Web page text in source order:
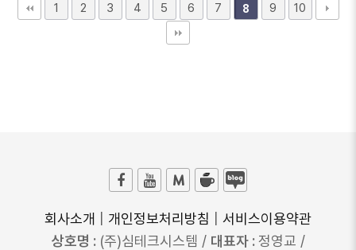
1 2 3 4 5 6 7 8 9 10
회사소개 개인정보처리방침
서비스이용약관
상호명 : (주)심테크시스템 / 대표자 :정영교 /